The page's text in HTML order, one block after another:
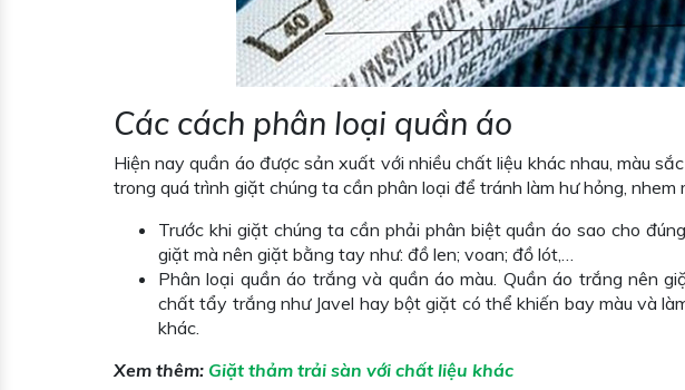
Các cách phân loại quần áo
Hiện nay quần áo được sản xuất với nhiều chất liệu khác nhau, màu
trong quá trình giặt chúng ta cần phân loại để tránh làm hư hỏng, nhem
Trước khi giặt chúng ta cần phải phân biệt quần áo sao cho
giặt mà nên giặt bằng tay như: đồ len; voan; đồ lót,…
Phân loại quần áo trắng và quần áo màu. Quần áo trắng nên
chất tẩy trắng như Javel hay bột giặt có thể khiến bay màu và
khác.
Xem thêm: Giặt thảm trải sàn với chất liệu khác